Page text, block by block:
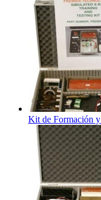
Kit de Formación